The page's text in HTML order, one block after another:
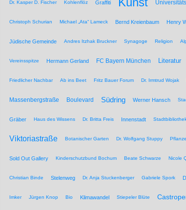
Dr. Kasper D. Fischer Kohlenflöz Graffiti
Christoph Schurian Michael „Ata“ Lameck Bernd Kreienbaum Henry
Jüdische Gemeinde Andres Itzhak Bruckner Synagoge Religion
Vereinsspitze Hermann Gerland FC Bayern München Literatur
Friedlicher Nachbar Ab ins Beet Fritz Bauer Forum Dr. Irmtrud Wojak
Massenbergstraße Boulevard Südring Werner Hansch
Gräber Haus des Wissens Dr. Britta Freis Innenstadt
Viktoriastraße Botanischer Garten Dr. Wolfgang Stuppy
Sold Out Gallery Kinderschutzbund Bochum Beate Schwarze Nicole
Christian Binde Stelenweg Dr. Anja Stuckenberger Gabriele Spork
Imker Jürgen Knop Bio Klimawandel Stiepeler Blüte